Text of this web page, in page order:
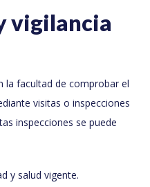
vigilancia
la facultad de comprobar el
visitas o inspecciones
inspecciones se puede
y salud vigente.